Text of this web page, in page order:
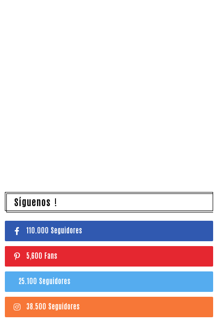
Síguenos !
110.000 Seguidores
5,600 Fans
25.100 Seguidores
38.500 Seguidores